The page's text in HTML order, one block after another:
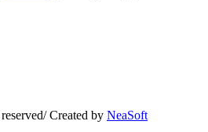
Created by NeaSoft